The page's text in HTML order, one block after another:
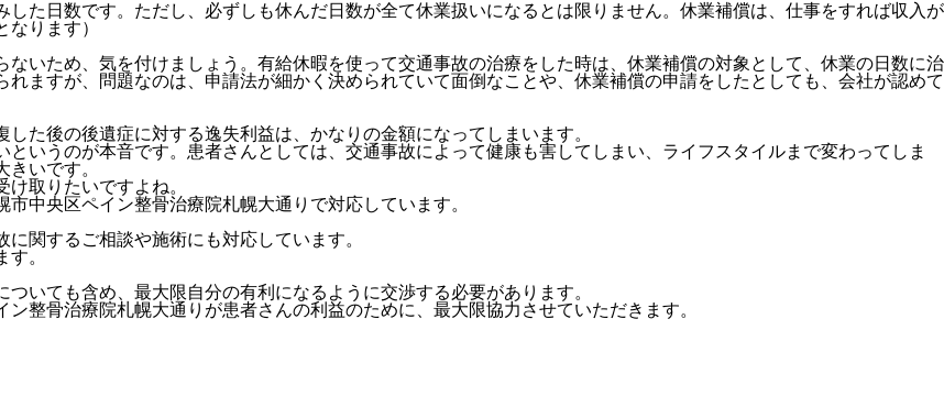
た日数です。ただし、必ずしも休んだ日数が全て休業扱いになるとは限りません。休業補償は、仕事をすれば収入が
ります）
いため、気を付けましょう。有給休暇を使って交通事故の治療をした時は、休業補償の対象として、休業の日数に治
ますが、問題なのは、申請法が細かく決められていて面倒なことや、休業補償の申請をしたとしても、会社が認めて
た後の後遺症に対する逸失利益は、かなりの金額になってしまいます。
いうのが本音です。患者さんとしては、交通事故によって健康も害してしまい、ライフスタイルまで変わってしま
いです。
取りたいですよね。
中央区ペイン整骨治療院札幌大通りで対応しています。
関するご相談や施術にも対応しています。
。
いても含め、最大限自分の有利になるように交渉する必要があります。
整骨治療院札幌大通りが患者さんの利益のために、最大限協力させていただきます。